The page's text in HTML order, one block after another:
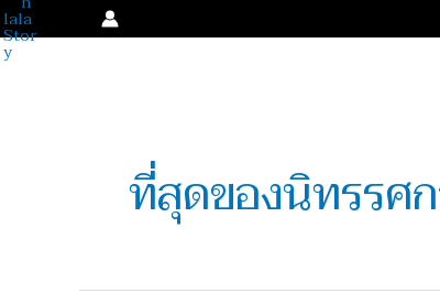
Skip
to
ที่สุดของนิทรรศ